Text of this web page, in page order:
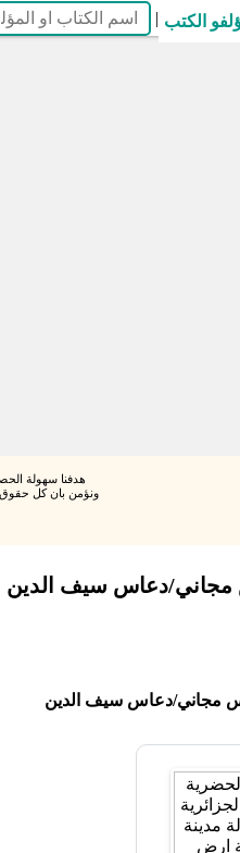
الكتب |
هدفنا سهولة
ونؤمن بان كل حقوق
مجاني/دعاس سيف الدين
مجاني/دعاس سيف الدين